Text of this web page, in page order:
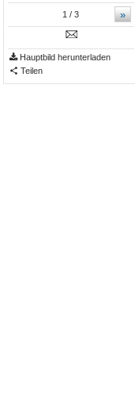
»
1 / 3
Hauptbild herunterladen
Teilen